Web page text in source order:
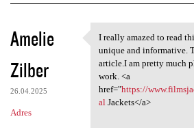
K
o
m
e
n
Amelie
Zilber
26.04.2025
Adres
I really amazed to
I really amazed to read
unique and informative.
article.I am pretty much
work. <a
href="https://
alJackets</a>